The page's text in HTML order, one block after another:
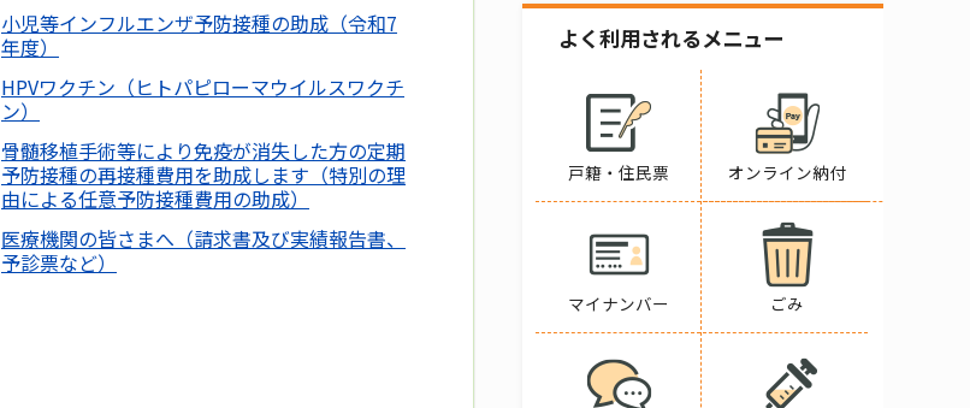
小児等インフルエンザ予防接種の助成（令和7
年度）
HPVワクチン（ヒトパピローマウイルスワクチ
ン）
骨髄移植手術等により免疫が消失した方の定期
予防接種の再接種費用を助成します（特別の理
由による任意予防接種費用の助成）
医療機関の皆さまへ（請求書及び実績報告書、
予診票など）
よく利用されるメニュー
戸籍・住民票 オンライン納付
マイナンバー ごみ